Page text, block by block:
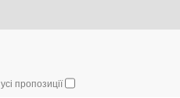
усі пропозиції